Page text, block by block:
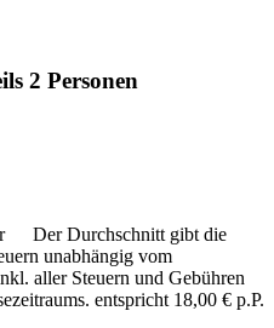
2 Personen
Der Durchschnitt gibt die
unabhängig vom
aller Steuern und Gebühren
entspricht 18,00 € p.P.